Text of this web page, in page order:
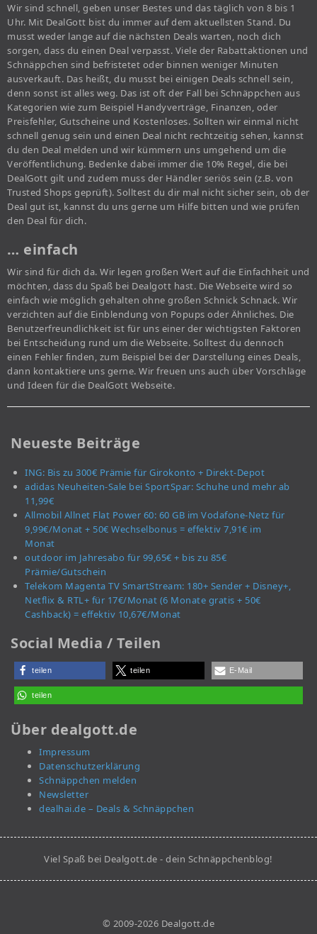
Wir sind schnell, geben unser Bestes und das täglich von 8 bis 1
Uhr. Mit DealGott bist du immer auf dem aktuellsten Stand. Du
musst weder lange auf die nächsten Deals warten, noch dich
sorgen, dass du einen Deal verpasst. Viele der Rabattaktionen und
Schnäppchen sind befristetet oder binnen weniger Minuten
ausverkauft. Das heißt, du musst bei einigen Deals schnell sein,
denn sonst ist alles weg. Das ist oft der Fall bei Schnäppchen aus
Kategorien wie zum Beispiel Handyverträge, Finanzen, oder
Preisfehler, Gutscheine und Kostenloses. Sollten wir einmal nicht
schnell genug sein und einen Deal nicht rechtzeitig sehen, kannst
du den Deal melden und wir kümmern uns umgehend um die
Veröffentlichung. Bedenke dabei immer die 10% Regel, die bei
DealGott gilt und zudem muss der Händler seriös sein (z.B. von
Trusted Shops geprüft). Solltest du dir mal nicht sicher sein, ob der
Deal gut ist, kannst du uns gerne um Hilfe bitten und wie prüfen
den Deal für dich.
… einfach
Wir sind für dich da. Wir legen großen Wert auf die Einfachheit und
möchten, dass du Spaß bei Dealgott hast. Die Webseite wird so
einfach wie möglich gehalten ohne großen Schnick Schnack. Wir
verzichten auf die Einblendung von Popups oder Ähnliches. Die
Benutzerfreundlichkeit ist für uns einer der wichtigsten Faktoren
bei Entscheidung rund um die Webseite. Solltest du dennoch
einen Fehler finden, zum Beispiel bei der Darstellung eines Deals,
dann kontaktiere uns gerne. Wir freuen uns auch über Vorschläge
und Ideen für die DealGott Webseite.
Neueste Beiträge
ING: Bis zu 300€ Prämie für Girokonto + Direkt-Depot
adidas Neuheiten-Sale bei SportSpar: Schuhe und mehr ab
11,99€
Allmobil Allnet Flat Power 60: 60 GB im Vodafone-Netz für
9,99€/Monat + 50€ Wechselbonus = effektiv 7,91€ im
Monat
outdoor im Jahresabo für 99,65€ + bis zu 85€
Prämie/Gutschein
Telekom Magenta TV SmartStream: 180+ Sender + Disney+,
Netflix & RTL+ für 17€/Monat (6 Monate gratis + 50€
Cashback) = effektiv 10,67€/Monat
Social Media / Teilen
teilen teilen E-Mail
teilen
Über dealgott.de
Impressum
Datenschutzerklärung
Schnäppchen melden
Newsletter
dealhai.de – Deals & Schnäppchen
Viel Spaß bei Dealgott.de - dein Schnäppchenblog!
© 2009-2026 Dealgott.de